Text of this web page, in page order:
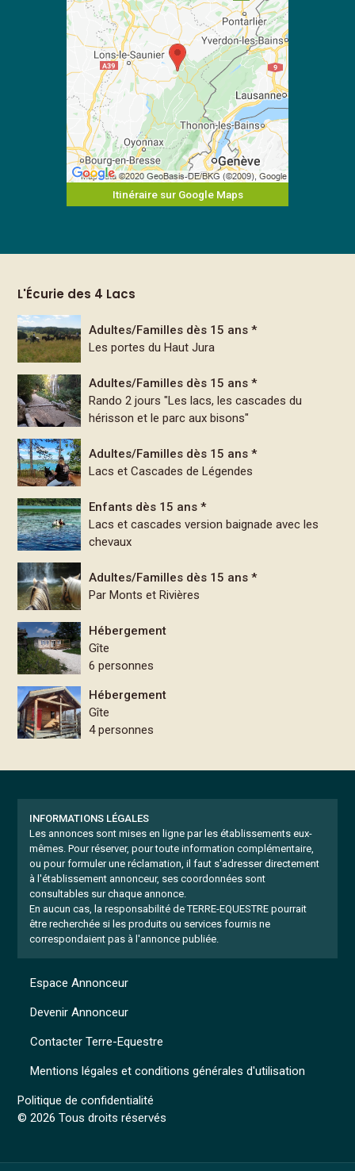
Itinéraire sur Google Maps
L'Écurie des 4 Lacs
Adultes/Familles dès 15 ans *
Les portes du Haut Jura
Adultes/Familles dès 15 ans *
Rando 2 jours "Les lacs, les cascades du
hérisson et le parc aux bisons"
Adultes/Familles dès 15 ans *
Lacs et Cascades de Légendes
Enfants dès 15 ans *
Lacs et cascades version baignade avec les
chevaux
Adultes/Familles dès 15 ans *
Par Monts et Rivières
Hébergement
Gîte
6 personnes
Hébergement
Gîte
4 personnes
INFORMATIONS LÉGALES
Les annonces sont mises en ligne par les établissements eux-
mêmes. Pour réserver, pour toute information complémentaire,
ou pour formuler une réclamation, il faut s'adresser directement
à l'établissement annonceur, ses coordonnées sont
consultables sur chaque annonce.
En aucun cas, la responsabilité de TERRE-EQUESTRE pourrait
être recherchée si les produits ou services fournis ne
correspondaient pas à l'annonce publiée.
Mentions légales et conditions générales d'utilisation
Politique de confidentialité
© 2026 Tous droits réservés
Espace Annonceur
Devenir Annonceur
Contacter Terre-Equestre